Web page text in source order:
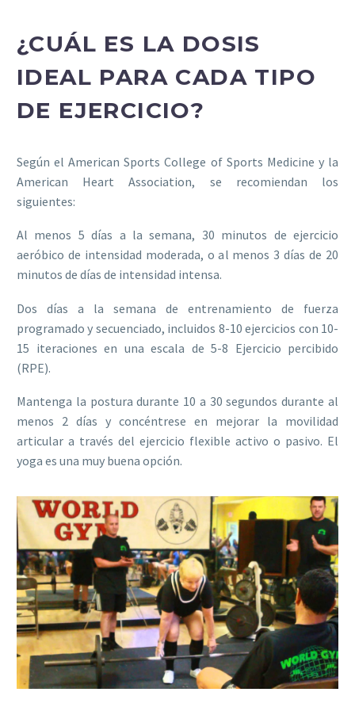
¿CUÁL ES LA DOSIS
IDEAL PARA CADA TIPO
DE EJERCICIO?
Según el American Sports College of Sports Medicine y la
American Heart Association, se recomiendan los
siguientes:
Al menos 5 días a la semana, 30 minutos de ejercicio
aeróbico de intensidad moderada, o al menos 3 días de 20
minutos de días de intensidad intensa.
Dos días a la semana de entrenamiento de fuerza
programado y secuenciado, incluidos 8-10 ejercicios con 10-
15 iteraciones en una escala de 5-8 Ejercicio percibido
(RPE).
Mantenga la postura durante 10 a 30 segundos durante al
menos 2 días y concéntrese en mejorar la movilidad
articular a través del ejercicio flexible activo o pasivo. El
yoga es una muy buena opción.